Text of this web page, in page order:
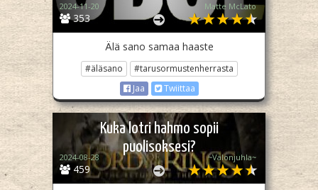
353
2024-11-20 Matte McLato
Älä sano samaa haaste
#äläsano
#tarusormustenherrasta
Jaa
Twiittaa
Kuka lotri hahmo sopii
puolisoksesi?
459
2024-08-28 ~Valonjuhla~